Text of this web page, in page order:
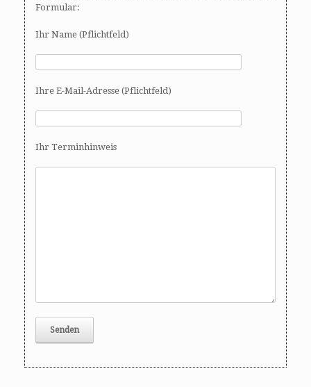
Formular:
Ihr Name (Pflichtfeld)
Ihre E-Mail-Adresse (Pflichtfeld)
Ihr Terminhinweis